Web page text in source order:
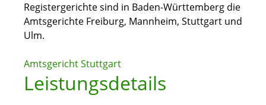
Registergerichte sind in Baden-Württemberg die
Amtsgerichte Freiburg, Mannheim, Stuttgart und
Ulm.
Amtsgericht Stuttgart
Leistungsdetails